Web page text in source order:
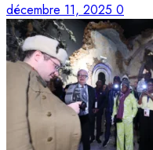
décembre 11, 2025 0